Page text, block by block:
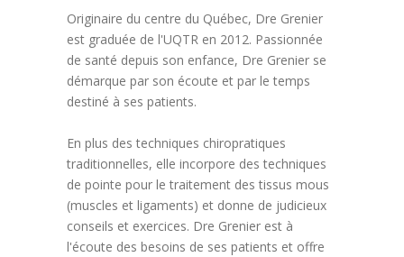
Originaire du centre du Québec, Dre Grenier
est graduée de l'UQTR en 2012. Passionnée
de santé depuis son enfance, Dre Grenier se
démarque par son écoute et par le temps
destiné à ses patients.
En plus des techniques chiropratiques
traditionnelles, elle incorpore des techniques
de pointe pour le traitement des tissus mous
(muscles et ligaments) et donne de judicieux
conseils et exercices. Dre Grenier est à
l'écoute des besoins de ses patients et offre